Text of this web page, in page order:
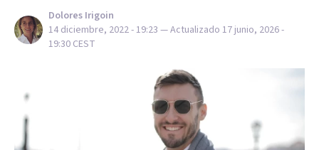
Dolores Irigoin
14 diciembre, 2022 - 19:23 — Actualizado 17 junio, 2026 -
19:30 CEST